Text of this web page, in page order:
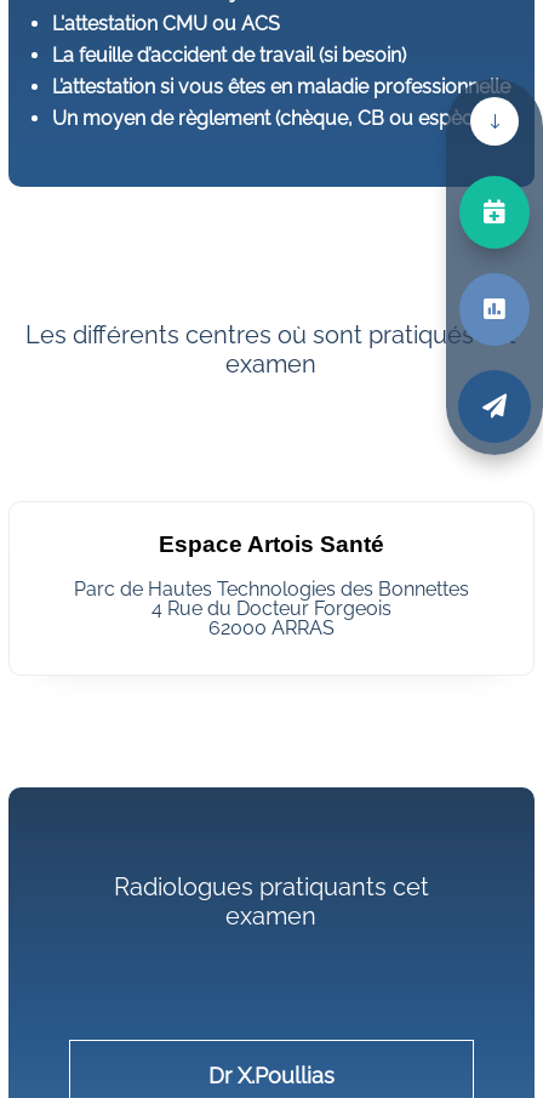
"



L'attestation CMU ou ACS
La feuille d’accident de travail (si besoin)
L’attestation si vous êtes en maladie professionnelle
Un moyen de règlement (chèque, CB ou espèces)
Les différents centres où sont pratiqués cet
examen
Espace Artois Santé
Parc de Hautes Technologies des Bonnettes
4 Rue du Docteur Forgeois
62000 ARRAS
Radiologues pratiquants cet
examen
Dr X.Poullias